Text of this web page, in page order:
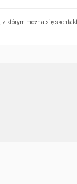
z którym można się